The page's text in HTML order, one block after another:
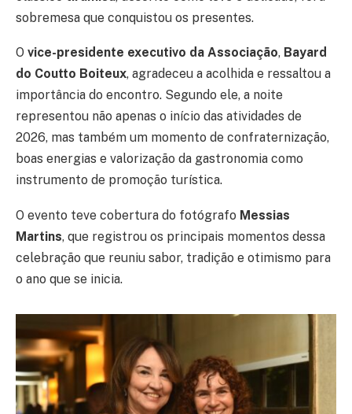
sobremesa que conquistou os presentes.
O vice-presidente executivo da Associação, Bayard
do Coutto Boiteux, agradeceu a acolhida e ressaltou a
importância do encontro. Segundo ele, a noite
representou não apenas o início das atividades de
2026, mas também um momento de confraternização,
boas energias e valorização da gastronomia como
instrumento de promoção turística.
O evento teve cobertura do fotógrafo Messias
Martins, que registrou os principais momentos dessa
celebração que reuniu sabor, tradição e otimismo para
o ano que se inicia.